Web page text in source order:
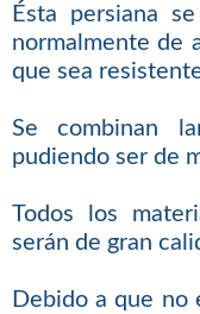
Ésta persiana
normalmente de
que sea
Se combinan
pudiendo ser de
Todos los
serán de gran
Debido a que no